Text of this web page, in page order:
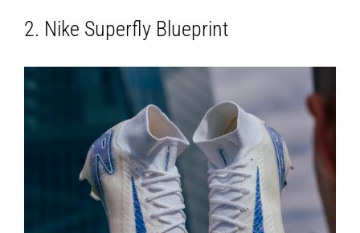
2. Nike Superfly Blueprint